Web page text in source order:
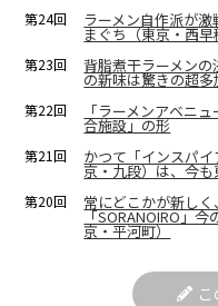
第24回 ラーメン自作派が
まぐち（東京・西
第23回 背脂煮干ラーメンの
の新味は驚きの超
第22回 「ラーメンアベニ
合施設」の形
第21回 かつて「インスパ
京・九段）は、今
第20回 常にどこかが新し
「SORANOIRO」今
京・平河町）